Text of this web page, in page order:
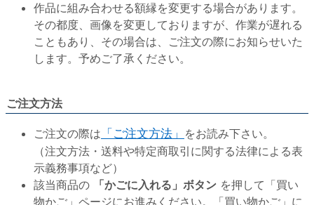
作品に組み合わせる額縁を変更する場合があります。
その都度、画像を変更しておりますが、作業が遅れる
こともあり、その場合は、ご注文の際にお知らせいた
します。予めご了承ください。
ご注文方法
ご注文の際は 「ご注文方法」 をお読み下さい。
（注文方法・送料や特定商取引に関する法律による表
示義務事項など）
該当商品の
「かごに入れる」ボタン を押して「買い
物かご」ページにお進みください。「買い物かご」に